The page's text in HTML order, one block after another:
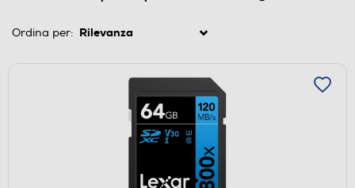
Ordina per: